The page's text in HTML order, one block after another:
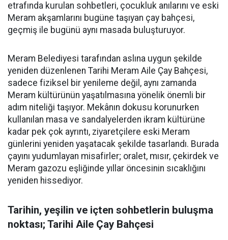
etrafında kurulan sohbetleri, çocukluk anılarını ve eski
Meram akşamlarını bugüne taşıyan çay bahçesi,
geçmiş ile bugünü aynı masada buluşturuyor.
Meram Belediyesi tarafından aslına uygun şekilde
yeniden düzenlenen Tarihi Meram Aile Çay Bahçesi,
sadece fiziksel bir yenileme değil, aynı zamanda
Meram kültürünün yaşatılmasına yönelik önemli bir
adım niteliği taşıyor. Mekânın dokusu korunurken
kullanılan masa ve sandalyelerden ikram kültürüne
kadar pek çok ayrıntı, ziyaretçilere eski Meram
günlerini yeniden yaşatacak şekilde tasarlandı. Burada
çayını yudumlayan misafirler; oralet, mısır, çekirdek ve
Meram gazozu eşliğinde yıllar öncesinin sıcaklığını
yeniden hissediyor.
Tarihin, yeşilin ve içten sohbetlerin buluşma
noktası; Tarihi Aile Çay Bahçesi